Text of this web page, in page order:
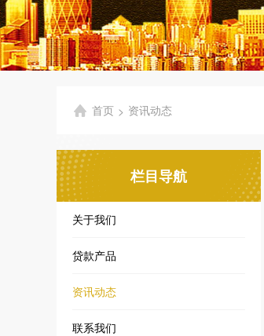
首页 > 资讯动态
栏目导航
关于我们
贷款产品
资讯动态
联系我们